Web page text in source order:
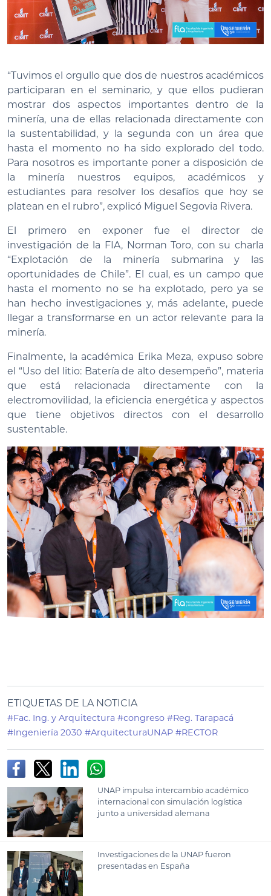
“Tuvimos el orgullo que dos de nuestros académicos
participaran en el seminario, y que ellos pudieran
mostrar dos aspectos importantes dentro de la
minería, una de ellas relacionada directamente con
la sustentabilidad, y la segunda con un área que
hasta el momento no ha sido explorado del todo.
Para nosotros es importante poner a disposición de
la minería nuestros equipos, académicos y
estudiantes para resolver los desafíos que hoy se
platean en el rubro”, explicó Miguel Segovia Rivera.
El primero en exponer fue el director de
investigación de la FIA, Norman Toro, con su charla
“Explotación de la minería submarina y las
oportunidades de Chile”. El cual, es un campo que
hasta el momento no se ha explotado, pero ya se
han hecho investigaciones y, más adelante, puede
llegar a transformarse en un actor relevante para la
minería.
Finalmente, la académica Erika Meza, expuso sobre
el “Uso del litio: Batería de alto desempeño”, materia
que está relacionada directamente con la
electromovilidad, la eficiencia energética y aspectos
que tiene objetivos directos con el desarrollo
sustentable.
ETIQUETAS DE LA NOTICIA
#Fac. Ing. y Arquitectura #congreso #Reg. Tarapacá
#Ingeniería 2030 #ArquitecturaUNAP #RECTOR
UNAP impulsa intercambio académico
internacional con simulación logística
junto a universidad alemana
Investigaciones de la UNAP fueron
presentadas en España